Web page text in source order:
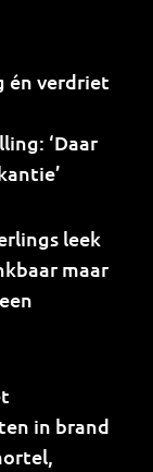
én verdriet
‘Daar
leek
maar
in brand